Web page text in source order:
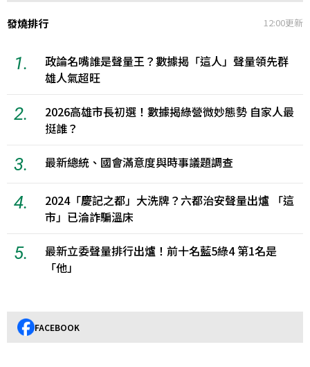
發燒排行 12:00更新
1.
政論名嘴誰是聲量王？數據揭「這人」聲量領先群
雄人氣超旺
2.
2026高雄市長初選！數據揭綠營微妙態勢 自家人最
挺誰？
3. 最新總統、國會滿意度與時事議題調查
4.
2024「慶記之都」大洗牌？六都治安聲量出爐 「這
市」已淪詐騙溫床
5.
最新立委聲量排行出爐！前十名藍5綠4 第1名是
「他」
FACEBOOK